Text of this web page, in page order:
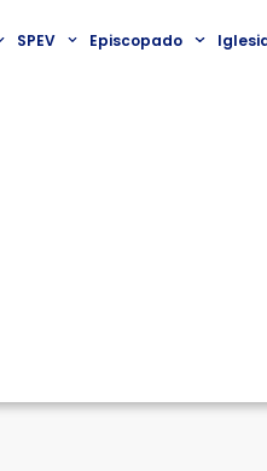
SPEV Episcopado